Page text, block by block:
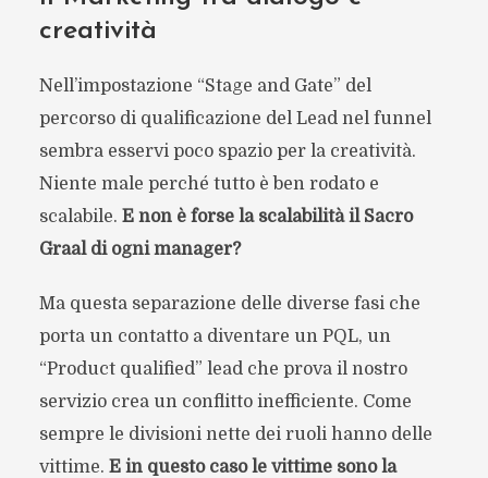
creatività
Nell’impostazione “Stage and Gate” del
percorso di qualificazione del Lead nel funnel
sembra esservi poco spazio per la creatività.
Niente male perché tutto è ben rodato e
scalabile. E non è forse la scalabilità il Sacro
Graal di ogni manager?
Ma questa separazione delle diverse fasi che
porta un contatto a diventare un PQL, un
“Product qualified” lead che prova il nostro
servizio crea un conflitto inefficiente. Come
sempre le divisioni nette dei ruoli hanno delle
vittime. E in questo caso le vittime sono la